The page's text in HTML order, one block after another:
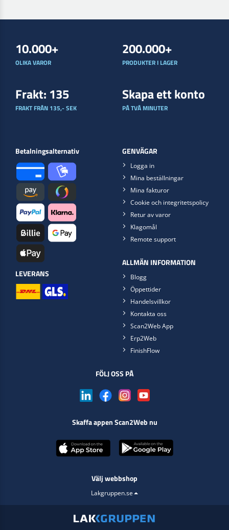
10.000+
OLIKA VAROR
200.000+
PRODUKTER I LAGER
Frakt: 135
FRAKT FRÅN 135,- SEK
Skapa ett konto
PÅ TVÅ MINUTER
Betalningsalternativ
LEVERANS
GENVÄGAR
Logga in
Mina beställningar
Mina fakturor
Cookie och integritetspolicy
Retur av varor
Klagomål
Remote support
ALLMÄN INFORMATION
Blogg
Öppettider
Handelsvillkor
Kontakta oss
Scan2Web App
Erp2Web
FinishFlow
FÖLJ OSS PÅ
Skaffa appen Scan2Web nu
Välj webbshop
Lakgruppen.se